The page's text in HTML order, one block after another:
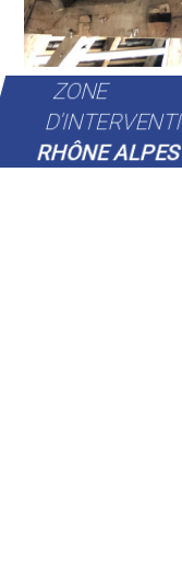
ZONE
RHÔNE ALPES